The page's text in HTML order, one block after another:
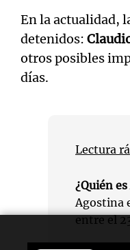
En la actualidad,
detenidos:
otros posibles
días.
Lectura
¿Quién
Agostina
entre el